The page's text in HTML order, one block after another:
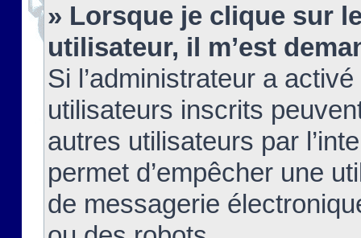
» Lorsque je clique sur
utilisateur, il m’est
Si l’administrateur a
utilisateurs inscrits
autres utilisateurs par
permet d’empêcher une
de messagerie